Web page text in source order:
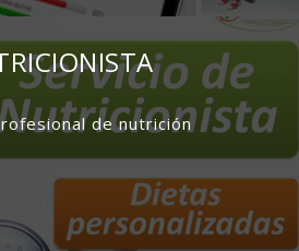
de nutrición